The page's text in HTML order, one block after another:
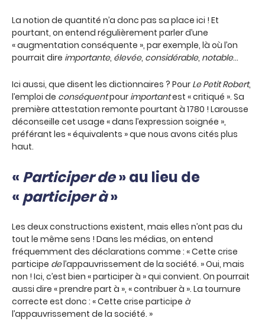
La notion de quantité n’a donc pas sa place ici ! Et
pourtant, on entend régulièrement parler d’une
« augmentation conséquente », par exemple, là où l’on
pourrait dire importante, élevée, considérable, notable…
Ici aussi, que disent les dictionnaires ? Pour Le Petit Robert,
l’emploi de conséquentpour importantest « critiqué ». Sa
première attestation remonte pourtant à 1780 ! Larousse
déconseille cet usage « dans l’expression soignée »,
préférant les « équivalents » que nous avons cités plus
haut.
«Participer de» au lieu de
«participer à»
Les deux constructions existent, mais elles n’ont pas du
tout le même sens ! Dans les médias, on entend
fréquemment des déclarations comme : « Cette crise
participe del’appauvrissement de la société. » Oui, mais
non ! Ici, c’est bien « participer à » qui convient. On pourrait
aussi dire « prendre part à », « contribuer à ». La tournure
correcte est donc : « Cette crise participe à
l’appauvrissement de la société. »